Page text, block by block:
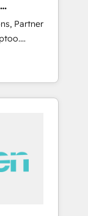
and
on
Partner